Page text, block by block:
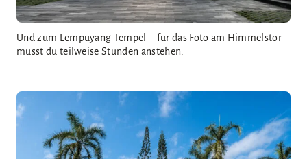
Und zum Lempuyang Tempel – für das Foto am Himmelstor
musst du teilweise Stunden anstehen.